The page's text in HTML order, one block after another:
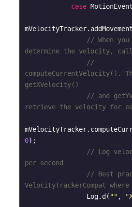
case
// When
determine the velocity, call
//
computeCurrentVelocity().
getXVelocity()
// and
retrieve the velocity for
0);
// Log
per second
// Best
VelocityTrackerCompat
                Log.d(
"" ,